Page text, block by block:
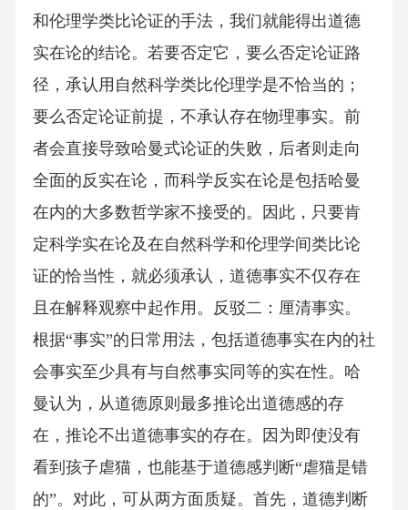
和伦理学类比论证的手法，我们就能得出道德
实在论的结论。若要否定它，要么否定论证路
径，承认用自然科学类比伦理学是不恰当的；
要么否定论证前提，不承认存在物理事实。前
者会直接导致哈曼式论证的失败，后者则走向
全面的反实在论，而科学反实在论是包括哈曼
在内的大多数哲学家不接受的。因此，只要肯
定科学实在论及在自然科学和伦理学间类比论
证的恰当性，就必须承认，道德事实不仅存在
且在解释观察中起作用。反驳二：厘清事实。
根据“事实”的日常用法，包括道德事实在内的社
会事实至少具有与自然事实同等的实在性。哈
曼认为，从道德原则最多推论出道德感的存
在，推论不出道德事实的存在。因为即使没有
看到孩子虐猫，也能基于道德感判断“虐猫是错
的”。对此，可从两方面质疑。首先，道德判断